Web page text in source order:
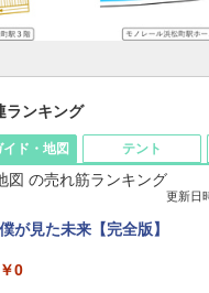
ランキング
ディズニーファン ２０２６
イド・地図
図 の売れ筋ランキング
更新日
僕が見た未来【完全版】
￥0
テント